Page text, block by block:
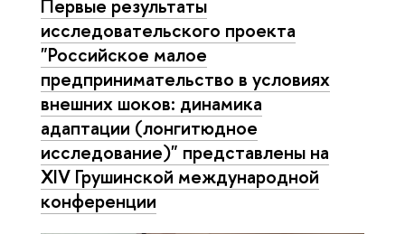
Первые результаты
исследовательского проекта
"Российское малое
предпринимательство в условиях
внешних шоков: динамика
адаптации (лонгитюдное
исследование)" представлены на
XIV Грушинской международной
конференции